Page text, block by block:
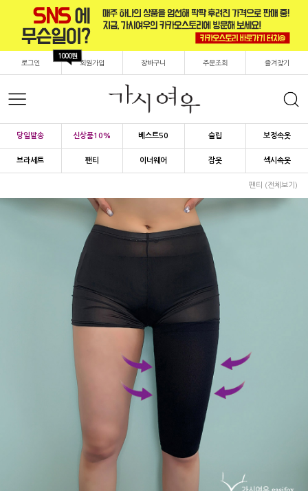
로그인 회원가입
1000원
장바구니 주문조회 즐겨찾기
당일발송 신상품10% 베스트50 슬립 보정속옷
브라세트 팬티 이너웨어 잠옷 섹시속옷
팬티 (전체보기)